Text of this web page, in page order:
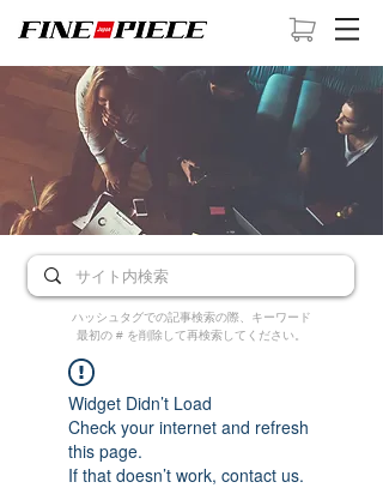
ハッシュタグでの記事検索の際、キーワード
最初の # を削除して再検索してください。
Widget Didn’t Load
Check your internet and refresh
this page.
If that doesn’t work, contact us.